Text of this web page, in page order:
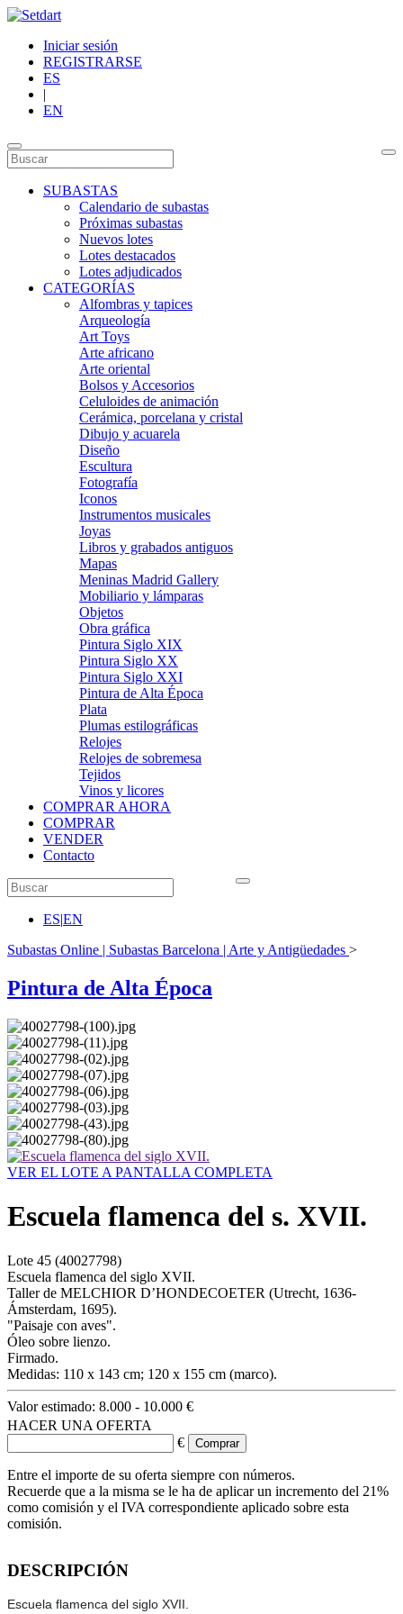
Iniciar sesión
REGISTRARSE
ES
|
EN
SUBASTAS
Calendario de subastas
Próximas subastas
Nuevos lotes
Lotes destacados
Lotes adjudicados
CATEGORÍAS
Alfombras y tapices
Arqueología
Art Toys
Arte africano
Arte oriental
Bolsos y Accesorios
Celuloides de animación
Cerámica, porcelana y cristal
Dibujo y acuarela
Diseño
Escultura
Fotografía
Iconos
Instrumentos musicales
Joyas
Libros y grabados antiguos
Mapas
Meninas Madrid Gallery
Mobiliario y lámparas
Objetos
Obra gráfica
Pintura Siglo XIX
Pintura Siglo XX
Pintura Siglo XXI
Pintura de Alta Época
Plata
Plumas estilográficas
Relojes
Relojes de sobremesa
Tejidos
Vinos y licores
COMPRAR AHORA
COMPRAR
VENDER
Contacto
ES|EN
Subastas Online | Subastas Barcelona | Arte y Antigüedades >
Pintura de Alta Época
VER EL LOTE A PANTALLA COMPLETA
Escuela flamenca del s. XVII.
Lote 45 (40027798)
Escuela flamenca del siglo XVII.
Taller de MELCHIOR D’HONDECOETER (Utrecht, 1636-
Ámsterdam, 1695).
"Paisaje con aves".
Óleo sobre lienzo.
Firmado.
Medidas: 110 x 143 cm; 120 x 155 cm (marco).
Valor estimado: 8.000 - 10.000 €
HACER UNA OFERTA
€
Entre el importe de su oferta siempre con números.
Recuerde que a la misma se le ha de aplicar un incremento del 21%
como comisión y el IVA correspondiente aplicado sobre esta
comisión.
DESCRIPCIÓN
Escuela flamenca del siglo XVII.